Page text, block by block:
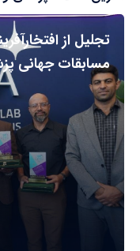
تجلیل از
مسابقات جهانی